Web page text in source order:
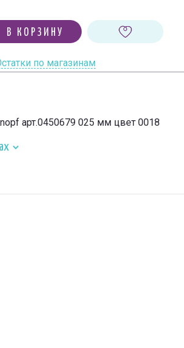
В КОРЗИНУ
по магазинам
арт.0450679 025 мм цвет 0018